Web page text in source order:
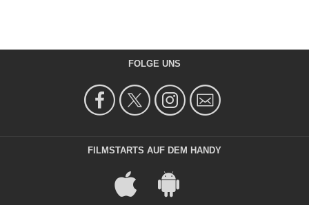
FOLGE UNS
FILMSTARTS AUF DEM HANDY